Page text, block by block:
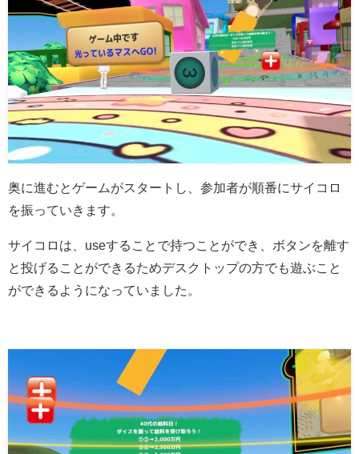
奥に進むとゲームがスタートし、参加者が順番にサイコロ
を振っていきます。
サイコロは、useすることで持つことができ、ボタンを離す
と投げることができるためデスクトップの方でも遊ぶこと
ができるようになっていました。